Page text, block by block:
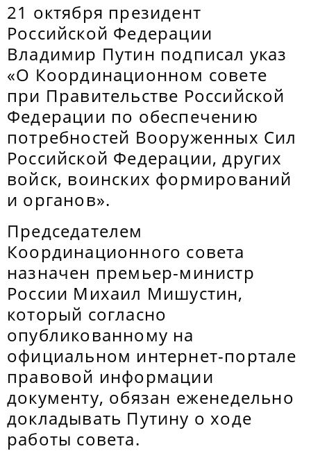
21 октября президент
Российской Федерации
Владимир Путин подписал указ
«О Координационном совете
при Правительстве Российской
Федерации по обеспечению
потребностей Вооруженных Сил
Российской Федерации, других
войск, воинских формирований
и органов».
Председателем
Координационного совета
назначен премьер-министр
России Михаил Мишустин,
который согласно
опубликованному на
официальном интернет-портале
правовой информации
документу, обязан еженедельно
докладывать Путину о ходе
работы совета.